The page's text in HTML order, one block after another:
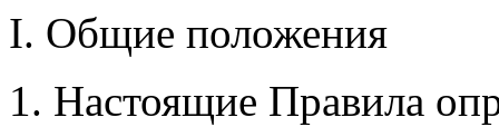
I. Общие положения
1. Настоящие Правила